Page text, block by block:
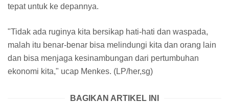
tepat untuk ke depannya.
"Tidak ada ruginya kita bersikap hati-hati dan waspada,
malah itu benar-benar bisa melindungi kita dan orang lain
dan bisa menjaga kesinambungan dari pertumbuhan
ekonomi kita," ucap Menkes. (LP/her,sg)
BAGIKAN ARTIKEL INI